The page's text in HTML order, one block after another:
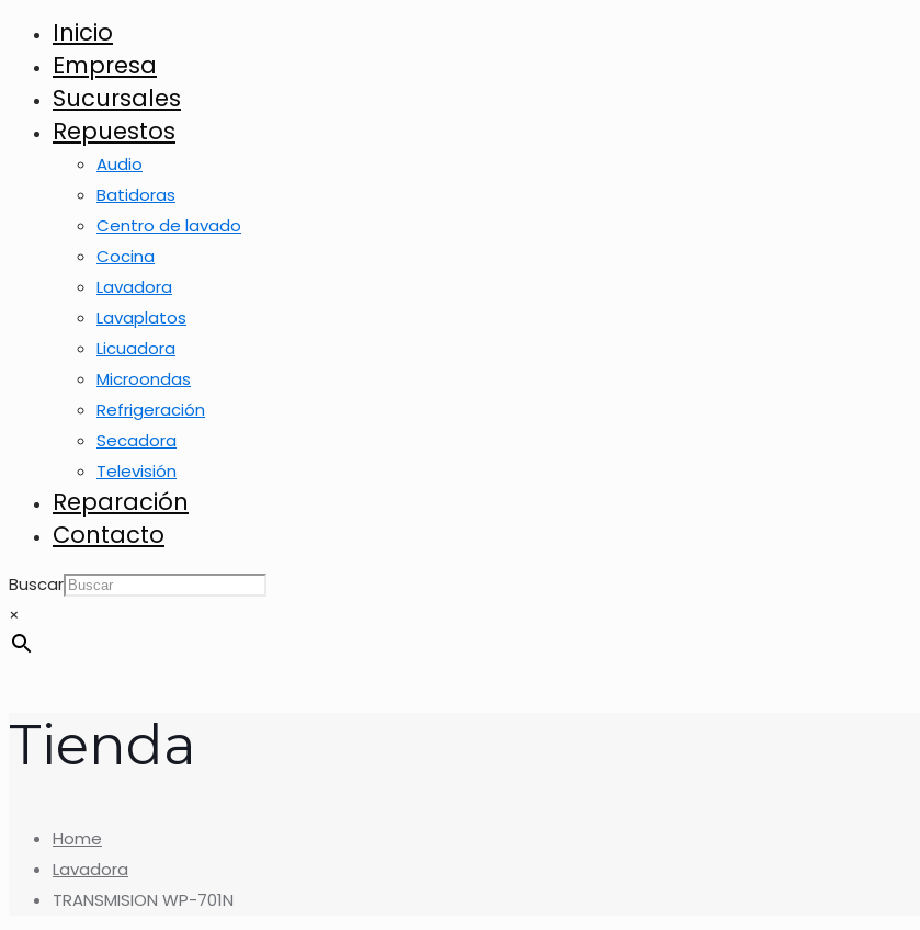
Inicio
Empresa
Sucursales
Repuestos
Audio
Batidoras
Centro de lavado
Cocina
Lavadora
Lavaplatos
Licuadora
Microondas
Refrigeración
Secadora
Televisión
Reparación
Contacto
Buscar
×
Tienda
Home
Lavadora
TRANSMISION WP-701N